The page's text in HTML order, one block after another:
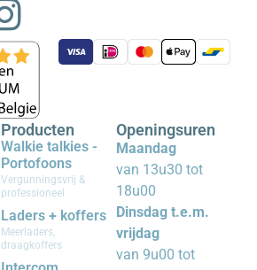
Producten
Walkie talkies -
Portofoons
Vergunningsvrij &
professioneel
Laders + koffers
Meerladers,
draagkoffers
Openingsuren
Maandag
van 13u30 tot
18u00
Dinsdag t.e.m.
vrijdag
van 9u00 tot